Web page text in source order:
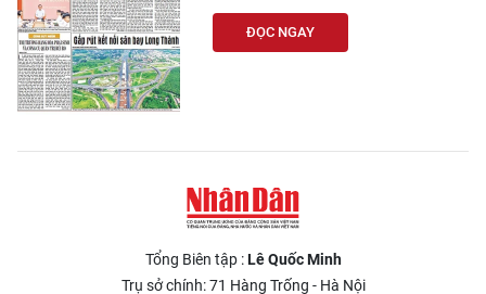
ĐỌC NGAY
Tổng Biên tập :Lê Quốc Minh
Trụ sở chính: 71 Hàng Trống - Hà Nội